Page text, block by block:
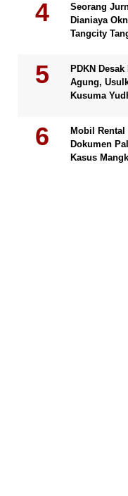
Seorang
Dianiaya
Tangcity
PDKN
Agung,
Kusuma
Mobil
Dokumen
Kasus